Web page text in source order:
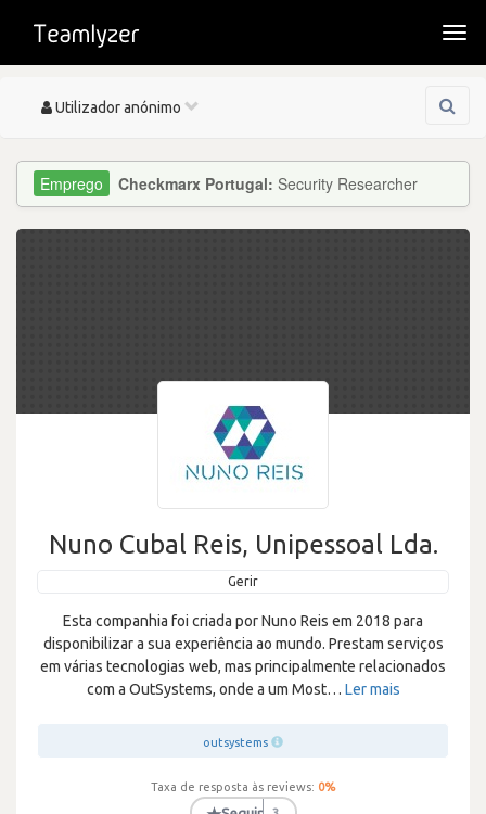
Toggle
Utilizador anónimo
Checkmarx Portugal: Security Researcher
Nuno Cubal Reis, Unipessoal Lda.
Gerir
Esta companhia foi criada por Nuno Reis em 2018 para
disponibilizar a sua experiência ao mundo. Prestam serviços
em várias tecnologias web, mas principalmente relacionados
com a OutSystems, onde a um Most… Ler mais
outsystems
Taxa de resposta às reviews: 0%